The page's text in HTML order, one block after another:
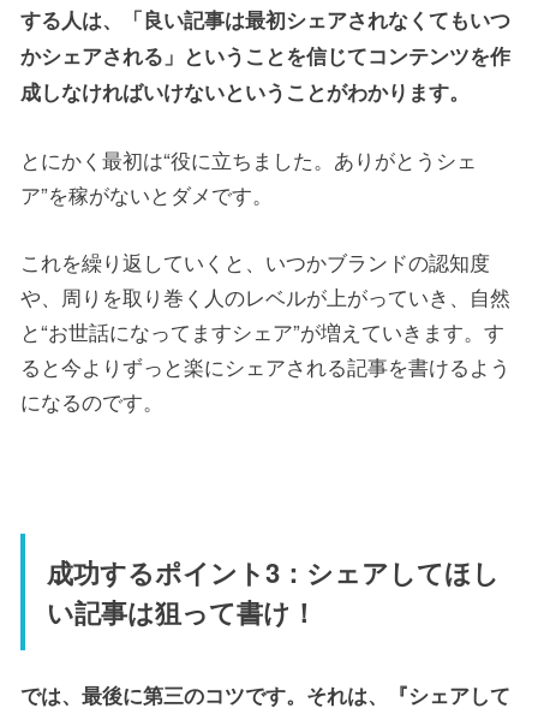
する人は、「良い記事は最初シェアされなくてもいつ
かシェアされる」ということを信じてコンテンツを作
成しなければいけないということがわかります。
とにかく最初は“役に立ちました。ありがとうシェ
ア”を稼がないとダメです。
これを繰り返していくと、いつかブランドの認知度
や、周りを取り巻く人のレベルが上がっていき、自然
と“お世話になってますシェア”が増えていきます。す
ると今よりずっと楽にシェアされる記事を書けるよう
になるのです。
成功するポイント3：シェアしてほし
い記事は狙って書け！
では、最後に第三のコツです。それは、『シェアして